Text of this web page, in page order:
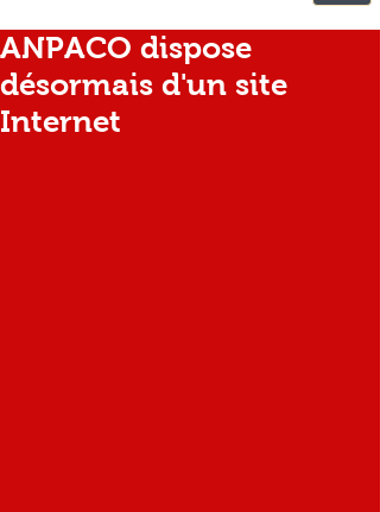
ANPACO dispose
désormais d'un site
Internet